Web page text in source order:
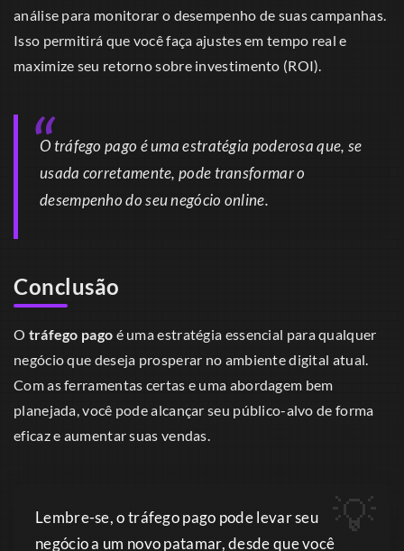
análise para monitorar o desempenho de suas campanhas.
Isso permitirá que você faça ajustes em tempo real e
maximize seu retorno sobre investimento (ROI).
O tráfego pago é uma estratégia poderosa que, se
usada corretamente, pode transformar o
desempenho do seu negócio online.
Conclusão
O tráfego pago é uma estratégia essencial para qualquer
negócio que deseja prosperar no ambiente digital atual.
Com as ferramentas certas e uma abordagem bem
planejada, você pode alcançar seu público-alvo de forma
eficaz e aumentar suas vendas.
Lembre-se, o tráfego pago pode levar seu
negócio a um novo patamar, desde que você